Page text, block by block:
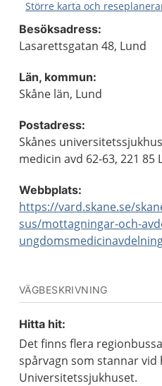
Större karta och
Besöksadress:
Lasarettsgatan 48, Lund
Län, kommun:
Skåne län, Lund
Postadress:
Skånes
medicin avd 62-63, 221 85
Webbplats:
https://vard.skane.se/
sus/mottagningar-och-
VÄGBESKRIVNING
Hitta hit:
Det finns flera
spårvagn som stannar vid
Universitetssjukhuset.